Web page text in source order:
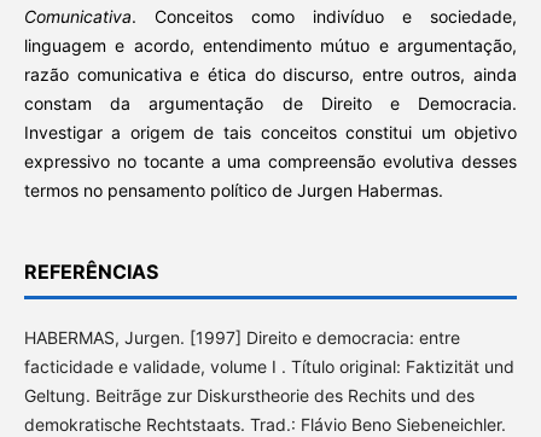
Comunicativa. Conceitos como indivíduo e sociedade,
linguagem e acordo, entendimento mútuo e argumentação,
razão comunicativa e ética do discurso, entre outros, ainda
constam da argumentação de Direito e Democracia.
Investigar a origem de tais conceitos constitui um objetivo
expressivo no tocante a uma compreensão evolutiva desses
termos no pensamento político de Jurgen Habermas.
REFERÊNCIAS
HABERMAS, Jurgen. [1997] Direito e democracia: entre
facticidade e validade, volume I . Título original: Faktizität und
Geltung. Beitrãge zur Diskurstheorie des Rechits und des
demokratische Rechtstaats. Trad.: Flávio Beno Siebeneichler.